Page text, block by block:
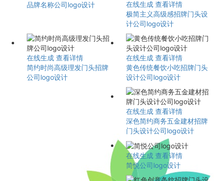
品牌名称公司logo设计 在线生成 查看详情
极简主义高级感招牌门头设
计公司logo设计
在线生成 查看详情
简约时尚高级理发门头招牌
公司logo设计
在线生成 查看详情
黄色传统餐饮小吃招牌门头
设计公司logo设计
在线生成 查看详情
深色简约商务五金建材招牌
门头设计公司logo设计
在线生成 查看详情
简悦公司logo设计